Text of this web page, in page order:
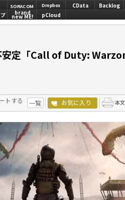
SORACOM Dropbox CData Backlog
brand
new ME! pCloud
定「Call of Duty:
トする 一覧 お気に入り